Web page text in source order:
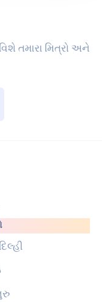
તમારા મિત્રો અને